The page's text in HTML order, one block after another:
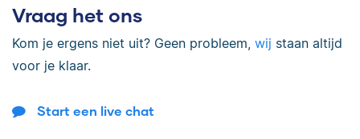
Vraag het ons
Kom je ergens niet uit? Geen probleem, wij staan altijd
voor je klaar.
Start een live chat